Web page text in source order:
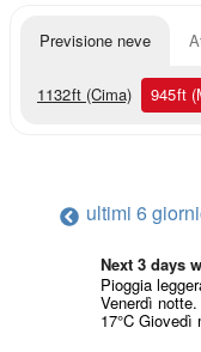
Previsione neve
1132ft (Cima) 945ft
ultimi 6 giorni
Next 3 days
Pioggia
Venerdì
17°C Giovedì